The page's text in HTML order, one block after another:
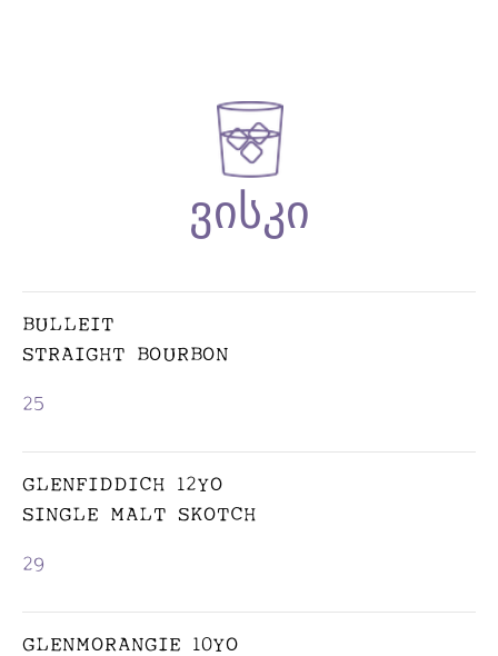
BULLEIT
STRAIGHT BOURBON
25
GLENFIDDICH 12YO
SINGLE MALT SKOTCH
29
GLENMORANGIE 10YO